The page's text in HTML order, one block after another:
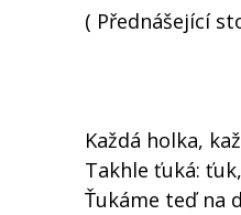
( Přednášející
Každá holka,
Takhle ťuká:
Ťukáme teď na